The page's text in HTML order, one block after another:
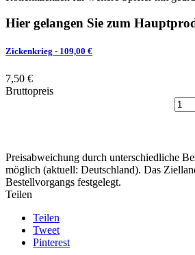
Hier gelangen Sie zum
Zickenkrieg - 109,00 €
7,50 €
Bruttopreis
Preisabweichung durch unterschiedliche
möglich (aktuell: Deutschland). Das
Bestellvorgangs festgelegt.
Teilen
Teilen
Tweet
Pinterest